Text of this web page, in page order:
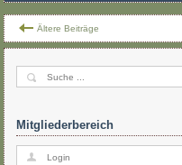
Ältere Beiträge
Mitgliederbereich